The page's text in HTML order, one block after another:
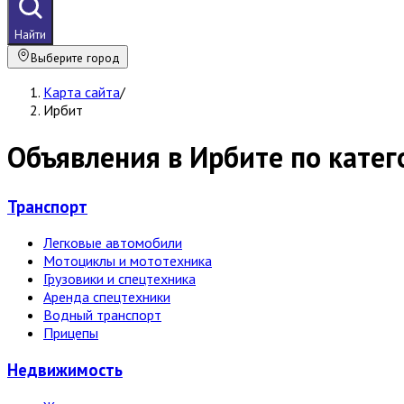
Найти
Выберите город
Карта сайта/
Ирбит
Объявления в Ирбите по
Транспорт
Легковые автомобили
Мотоциклы и мототехника
Грузовики и спецтехника
Аренда спецтехники
Водный транспорт
Прицепы
Недвижи­мость